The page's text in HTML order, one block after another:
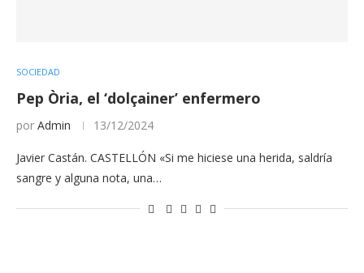
SOCIEDAD
Pep Òria, el ‘dolçainer’ enfermero
por Admin 13/12/2024
Javier Castán. CASTELLÓN «Si me hiciese una herida, saldría
sangre y alguna nota, una…